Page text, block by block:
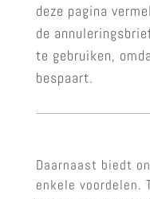
deze pagina
de
te gebruiken,
bespaart.
Daarnaast biedt
enkele voordelen.